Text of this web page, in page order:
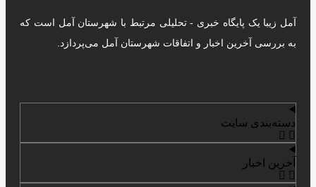
آمل زیبا یک پایگاه خبری - تحلیلی مرتبط با شهرستان آمل است که
به بررسی آخرین اخبار و اتفاقات شهرستان آمل می‌پردازد.
دسته‌بندی سایت
آخرین اخبار